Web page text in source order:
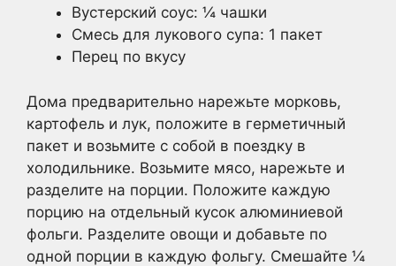
Вустерский соус: ¼ чашки
Смесь для лукового супа: 1 пакет
Перец по вкусу
Дома предварительно нарежьте морковь,
картофель и лук, положите в герметичный
пакет и возьмите с собой в поездку в
холодильнике. Возьмите мясо, нарежьте и
разделите на порции. Положите каждую
порцию на отдельный кусок алюминиевой
фольги. Разделите овощи и добавьте по
одной порции в каждую фольгу. Смешайте ¼